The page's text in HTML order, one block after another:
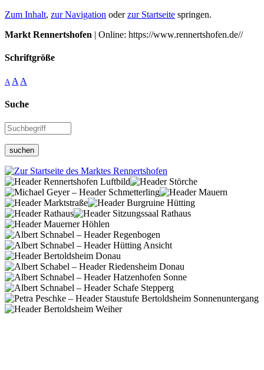
Zum Inhalt, zur Navigation oderzur Startseite springen.
Markt Rennertshofen | Online: https://www.rennertshofen.de//
Schriftgröße
A A A
Suche
suchen